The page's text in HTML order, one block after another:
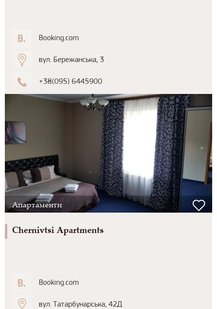
Booking.com
вул. Бережанська, 3
+38(095) 6445900
Апартаменти
Chernivtsi Apartments
Booking.com
вул. Татарбунарська, 42Д